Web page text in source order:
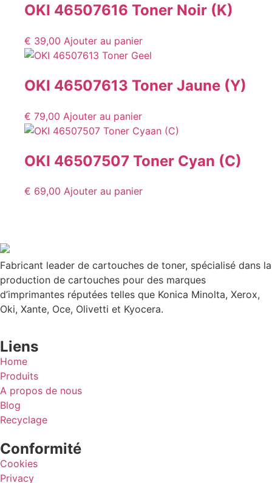
OKI 46507616 Toner Noir (K)
€ 39,00 Ajouter au panier
OKI 46507613 Toner Jaune (Y)
€ 79,00 Ajouter au panier
OKI 46507507 Toner Cyan (C)
€ 69,00 Ajouter au panier
Fabricant leader de cartouches de toner, spécialisé dans la
production de cartouches pour des marques
d’imprimantes réputées telles que Konica Minolta, Xerox,
Oki, Xante, Oce, Olivetti et Kyocera.
Liens
Home
Produits
A propos de nous
Blog
Recyclage
Conformité
Cookies
Privacy